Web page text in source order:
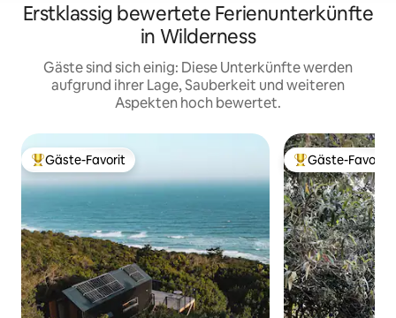
Erstklassig bewertete Ferienunterkünfte
in Wilderness
Gäste sind sich einig: Diese Unterkünfte werden
aufgrund ihrer Lage, Sauberkeit und weiteren
Aspekten hoch bewertet.
Beliebter Gäste-Favorit.
Gäste-Favorit Beliebter Gäste-
Gäste-Favorit